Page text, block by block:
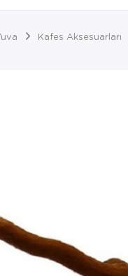
Kafes Aksesuarları